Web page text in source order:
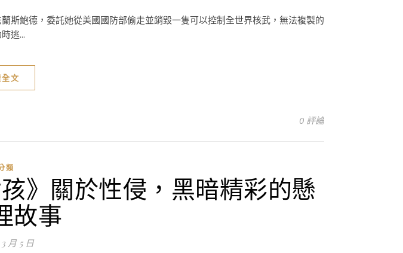
斯鮑德，委託她從美國國防部偷走並銷毀一隻可以控制全世界核武，無法複製的
逃...
文
0 評論
類
》關於性侵，黑暗精彩的懸
故事
月 5 日